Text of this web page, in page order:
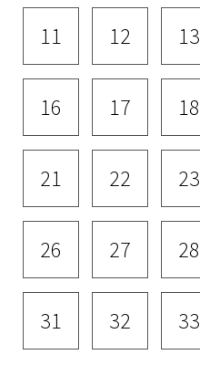
11 12 13
16 17 18
21 22 23
26 27 28
31 32 33